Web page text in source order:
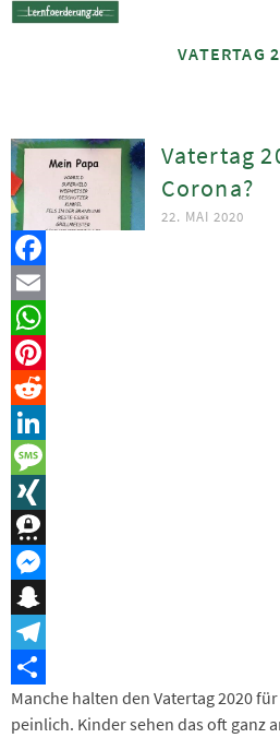
VATERTAG
Vatertag
Corona?
22. MAI 2020
Facebook
Email
WhatsApp
Pinterest
Reddit
LinkedIn
Message
XING
Threema
Messenger
Snapchat
Telegram
Teilen
Manche halten den Vatertag 2020
peinlich. Kinder sehen das oft ganz